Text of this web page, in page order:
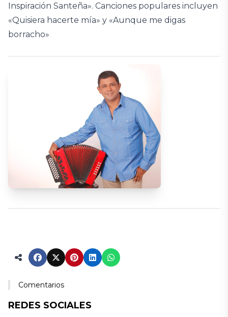
Inspiración Santeña». Canciones populares incluyen
«Quisiera hacerte mía» y «Aunque me digas
borracho»
Comentarios
REDES SOCIALES